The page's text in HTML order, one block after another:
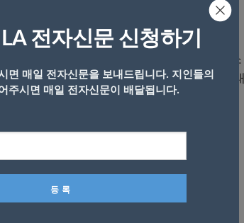
온라인 태권도 품새 대회 참가부문은 공인
참가하게 된다. 부별/연령은 유년부, 유소
어진 지정품새(태극 7장, 태극 8장, 고려, 태
하여 10월3일-10월4일 양일간 경연을 치
품새경기규칙
국제 품새 심판 자격증
카, 유럽, Pan Am 에서
부 기준 항목 채점으로
전자신문 신청하기
면 매일 전자신문을 보내드립니다. 지인들의
주시면 매일 전자신문이 배달됩니다.